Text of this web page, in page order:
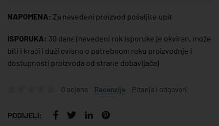
NAPOMENA: Za navedeni proizvod pošaljite upit
ISPORUKA: 30 dana (navedeni rok isporuke je okviran, može
biti i kraći i duži ovisno o potrebnom roku proizvodnje i
dostupnosti proizvoda od strane dobavljača)
0 ocjena Recenzije Pitanja i odgovori
PODIJELI: